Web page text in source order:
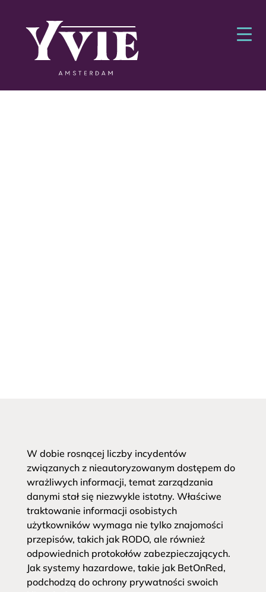
W dobie rosnącej liczby incydentów
związanych z nieautoryzowanym dostępem do
wrażliwych informacji, temat zarządzania
danymi stał się niezwykle istotny. Właściwe
traktowanie informacji osobistych
użytkowników wymaga nie tylko znajomości
przepisów, takich jak RODO, ale również
odpowiednich protokołów zabezpieczających.
Jak systemy hazardowe, takie jak BetOnRed,
podchodzą do ochrony prywatności swoich